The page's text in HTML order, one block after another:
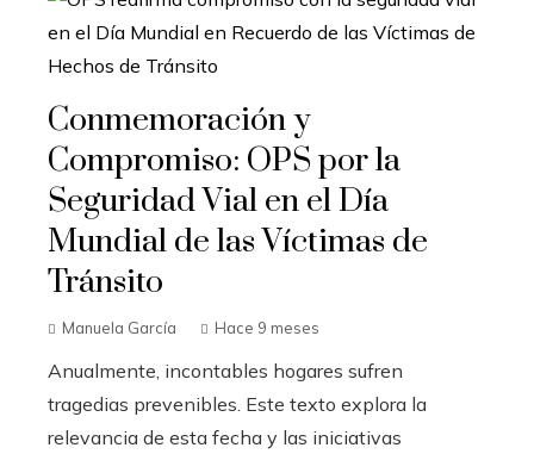
Conmemoración y
Compromiso: OPS por la
Seguridad Vial en el Día
Mundial de las Víctimas de
Tránsito
Manuela García Hace 9 meses
Anualmente, incontables hogares sufren
tragedias prevenibles. Este texto explora la
relevancia de esta fecha y las iniciativas